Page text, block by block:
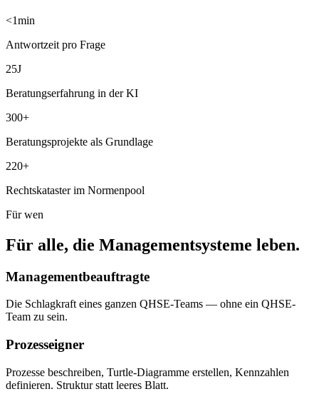
<1min
Antwortzeit pro Frage
25J
Beratungserfahrung in der KI
300+
Beratungsprojekte als Grundlage
220+
Rechtskataster im Normenpool
Für wen
Für alle, die Managementsysteme leben.
Managementbeauftragte
Die Schlagkraft eines ganzen QHSE-Teams — ohne ein QHSE-
Team zu sein.
Prozesseigner
Prozesse beschreiben, Turtle-Diagramme erstellen, Kennzahlen
definieren. Struktur statt leeres Blatt.